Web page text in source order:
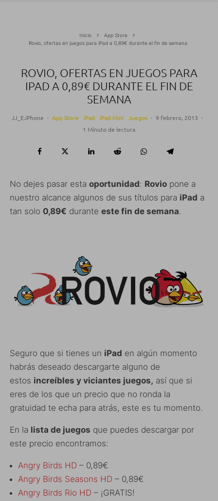
Inicio
App Store
Rovio, ofertas en juegos para iPad a 0,89€ durante el fin de semana
ROVIO, OFERTAS EN JUEGOS PARA
IPAD A 0,89€ DURANTE EL FIN DE
SEMANA
JJ_E.iPhone · App Store iPad iPad Mini Juegos · 9 febrero, 2013 ·
1 Minuto de lectura
No dejes pasar esta oportunidad: Rovio pone a
nuestro alcance algunos de sus títulos para iPad a
tan solo 0,89€ durante este fin de semana.
Seguro que si tienes un iPad en algún momento
habrás deseado descargarte alguno de
estos increíbles y viciantes juegos, así que si
eres de los que un precio que no ronda la
gratuidad te echa para atrás, este es tu momento.
En la lista de juegos que puedes descargar por
este precio encontramos:
Angry Birds HD – 0,89€
Angry Birds Seasons HD – 0,89€
Angry Birds Rio HD – ¡GRATIS!